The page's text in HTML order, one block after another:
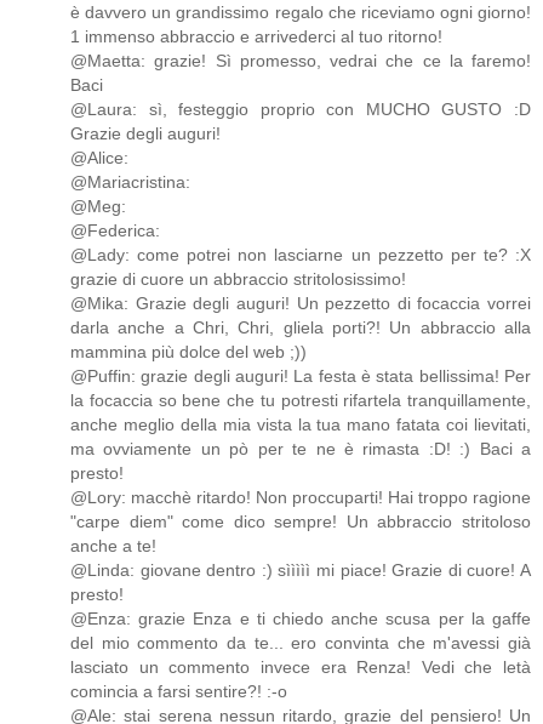
è davvero un grandissimo regalo che riceviamo ogni giorno!
1 immenso abbraccio e arrivederci al tuo ritorno!
@Maetta: grazie! Sì promesso, vedrai che ce la faremo!
Baci
@Laura: sì, festeggio proprio con MUCHO GUSTO :D
Grazie degli auguri!
@Alice:
@Mariacristina:
@Meg:
@Federica:
@Lady: come potrei non lasciarne un pezzetto per te? :X
grazie di cuore un abbraccio stritolosissimo!
@Mika: Grazie degli auguri! Un pezzetto di focaccia vorrei
darla anche a Chri, Chri, gliela porti?! Un abbraccio alla
mammina più dolce del web ;))
@Puffin: grazie degli auguri! La festa è stata bellissima! Per
la focaccia so bene che tu potresti rifartela tranquillamente,
anche meglio della mia vista la tua mano fatata coi lievitati,
ma ovviamente un pò per te ne è rimasta :D! :) Baci a
presto!
@Lory: macchè ritardo! Non proccuparti! Hai troppo ragione
"carpe diem" come dico sempre! Un abbraccio stritoloso
anche a te!
@Linda: giovane dentro :) sììììì mi piace! Grazie di cuore! A
presto!
@Enza: grazie Enza e ti chiedo anche scusa per la gaffe
del mio commento da te... ero convinta che m'avessi già
lasciato un commento invece era Renza! Vedi che letà
comincia a farsi sentire?! :-o
@Ale: stai serena nessun ritardo, grazie del pensiero! Un